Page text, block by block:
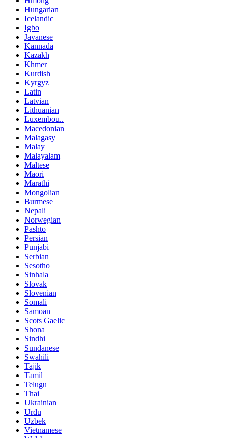
Hungarian
Icelandic
Igbo
Javanese
Kannada
Kazakh
Khmer
Kurdish
Kyrgyz
Latin
Latvian
Lithuanian
Luxembou..
Macedonian
Malagasy
Malay
Malayalam
Maltese
Maori
Marathi
Mongolian
Burmese
Nepali
Norwegian
Pashto
Persian
Punjabi
Serbian
Sesotho
Sinhala
Slovak
Slovenian
Somali
Samoan
Scots Gaelic
Shona
Sindhi
Sundanese
Swahili
Tajik
Tamil
Telugu
Thai
Ukrainian
Urdu
Uzbek
Vietnamese